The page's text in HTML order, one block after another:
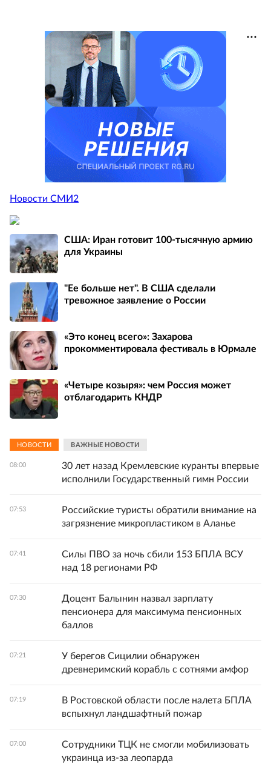
Новости СМИ2
США: Иран готовит 100-тысячную армию
для Украины
"Ее больше нет". В США сделали
тревожное заявление о России
«Это конец всего»: Захарова
прокомментировала фестиваль в Юрмале
«Четыре козыря»: чем Россия может
отблагодарить КНДР
НОВОСТИ ВАЖНЫЕ НОВОСТИ
08:00
30 лет назад Кремлевские куранты впервые
исполнили Государственный гимн России
07:53
Российские туристы обратили внимание на
загрязнение микропластиком в Аланье
07:41
Силы ПВО за ночь сбили 153 БПЛА ВСУ
над 18 регионами РФ
07:30
Доцент Балынин назвал зарплату
пенсионера для максимума пенсионных
баллов
07:21
У берегов Сицилии обнаружен
древнеримский корабль с сотнями амфор
07:19
В Ростовской области после налета БПЛА
вспыхнул ландшафтный пожар
07:00
Сотрудники ТЦК не смогли мобилизовать
украинца из-за леопарда